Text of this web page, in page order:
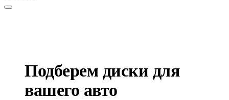
Подберем диски для
вашего авто